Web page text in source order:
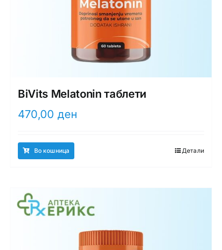
BiVits Melatonin таблети
470,00 ден
Во кошница Детали